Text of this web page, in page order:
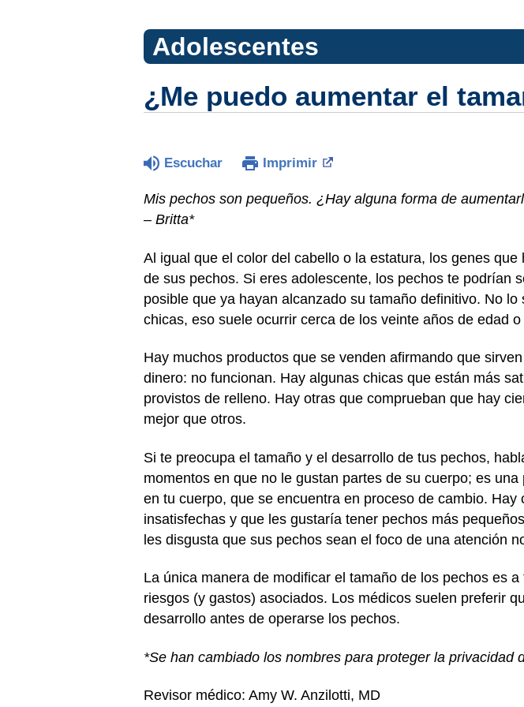
Adolescentes
¿Me puedo aumentar el
Escuchar Imprimir
Mis pechos son pequeños. ¿Hay alguna forma de
– Britta*
Al igual que el color del cabello o la estatura, los genes
de sus pechos. Si eres adolescente, los pechos te podrían
posible que ya hayan alcanzado su tamaño definitivo. No
chicas, eso suele ocurrir cerca de los veinte años de edad
Hay muchos productos que se venden afirmando que
dinero: no funcionan. Hay algunas chicas que están más
provistos de relleno. Hay otras que comprueban que hay
mejor que otros.
Si te preocupa el tamaño y el desarrollo de tus pechos,
momentos en que no le gustan partes de su cuerpo; es
en tu cuerpo, que se encuentra en proceso de cambio.
insatisfechas y que les gustaría tener pechos más
les disgusta que sus pechos sean el foco de una atención
La única manera de modificar el tamaño de los pechos es
riesgos (y gastos) asociados. Los médicos suelen preferir
desarrollo antes de operarse los pechos.
*Se han cambiado los nombres para proteger la privacidad
Revisor médico: Amy W. Anzilotti, MD